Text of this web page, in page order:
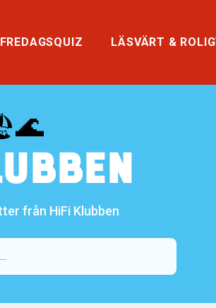
FREDAGSQUIZ LÄSVÄRT &
från HiFi Klubben